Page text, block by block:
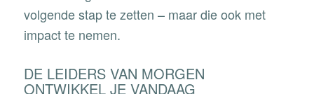
volgende stap te zetten – maar die ook met
impact te nemen.
DE LEIDERS VAN MORGEN
ONTWIKKEL JE VANDAAG